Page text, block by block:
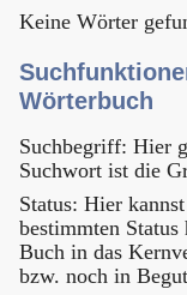
Keine Wörter
Wörterbuch
Suchbegriff: Hier
Suchwort ist die
Status: Hier
bestimmten
Buch in das
bzw. noch in